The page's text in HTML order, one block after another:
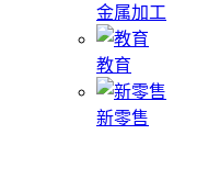
金属加工
教育
新零售